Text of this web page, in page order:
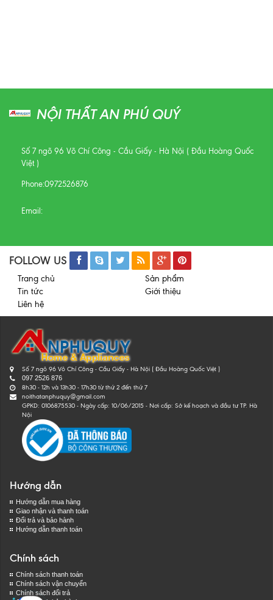
NỘI THẤT AN PHÚ QUÝ
Số 7 ngõ 96 Võ Chí Công - Cầu Giấy - Hà Nội ( Đầu Hoàng Quốc
Việt )
Phone:0972526876
Email:
FOLLOW US
Trang chủ
Sản phẩm
Tin tức
Giới thiệu
Liên hệ
Số 7 ngõ 96 Võ Chí Công - Cầu Giấy - Hà Nội ( Đầu Hoàng Quốc Việt )
097 2526 876
8h30 - 12h và 13h30 - 17h30 từ thứ 2 đến thứ 7
noithatanphuquy@gmail.com
GPKD: 0106875530 - Ngày cấp: 10/06/2015 - Nơi cấp: Sở kế hoạch và đầu tư TP. Hà
Nội
Hướng dẫn
Hướng dẫn mua hàng
Giao nhận và thanh toán
Đổi trả và bảo hành
Hướng dẫn thanh toán
Chính sách
Chính sách thanh toán
Chính sách vận chuyển
Chính sách đổi trả